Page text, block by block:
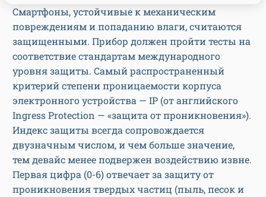
Смартфоны, устойчивые к механическим
повреждениям и попаданию влаги, считаются
защищенными. Прибор должен пройти тесты на
соответствие стандартам международного
уровня защиты. Самый распространенный
критерий степени проницаемости корпуса
электронного устройства — IP (от английского
Ingress Protection — «защита от проникновения»).
Индекс защиты всегда сопровождается
двузначным числом, и чем больше значение,
тем девайс менее подвержен воздействию извне.
Первая цифра (0-6) отвечает за защиту от
проникновения твердых частиц (пыль, песок и